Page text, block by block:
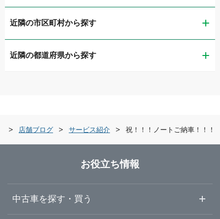
ガリバー第二京浜鶴見店
ガリバー東神奈川店
ガリバー環状4号霧が丘店
ガリバー環状4号大船店
近隣の市区町村から探す
横浜市鶴見区
近隣の都道府県から探す
店舗ブログ サービス紹介 祝！！！ノートご納車！！！
お役立ち情報
中古車を探す・買う